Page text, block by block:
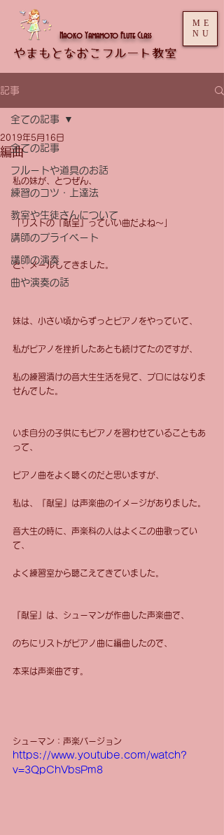
Naoko Yamamoto Flute Class
ME
NU
記事
全ての記事
フルートや道具のお話
練習のコツ・上達法
教室や生徒さんについて
講師のプライベート
講師の演奏
曲や演奏の話
全ての記事
編曲
2019年5月16日
私の妹が、とつぜん、
「リストの『献呈』っていい曲だよね〜」
と、メールしてきました。
妹は、小さい頃からずっとピアノをやっていて、
私がピアノを挫折したあとも続けてたのですが、
私の練習漬けの音大生生活を見て、プロにはなりま
せんでした。
いま自分の子供にもピアノを習わせていることもあ
って、
ピアノ曲をよく聴くのだと思いますが、
私は、『献呈』は声楽曲のイメージがありました。
音大生の時に、声楽科の人はよくこの曲歌ってい
て、
よく練習室から聴こえてきていました。
『献呈』は、シューマンが作曲した声楽曲で、
のちにリストがピアノ曲に編曲したので、
本来は声楽曲です。
シューマン：声楽バージョン
https://www.youtube.com/watch?
v=3QpChVbsPm8